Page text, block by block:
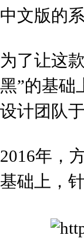
中文版的
为了让这
黑”的基础
设计团队
2016年，
基础上，